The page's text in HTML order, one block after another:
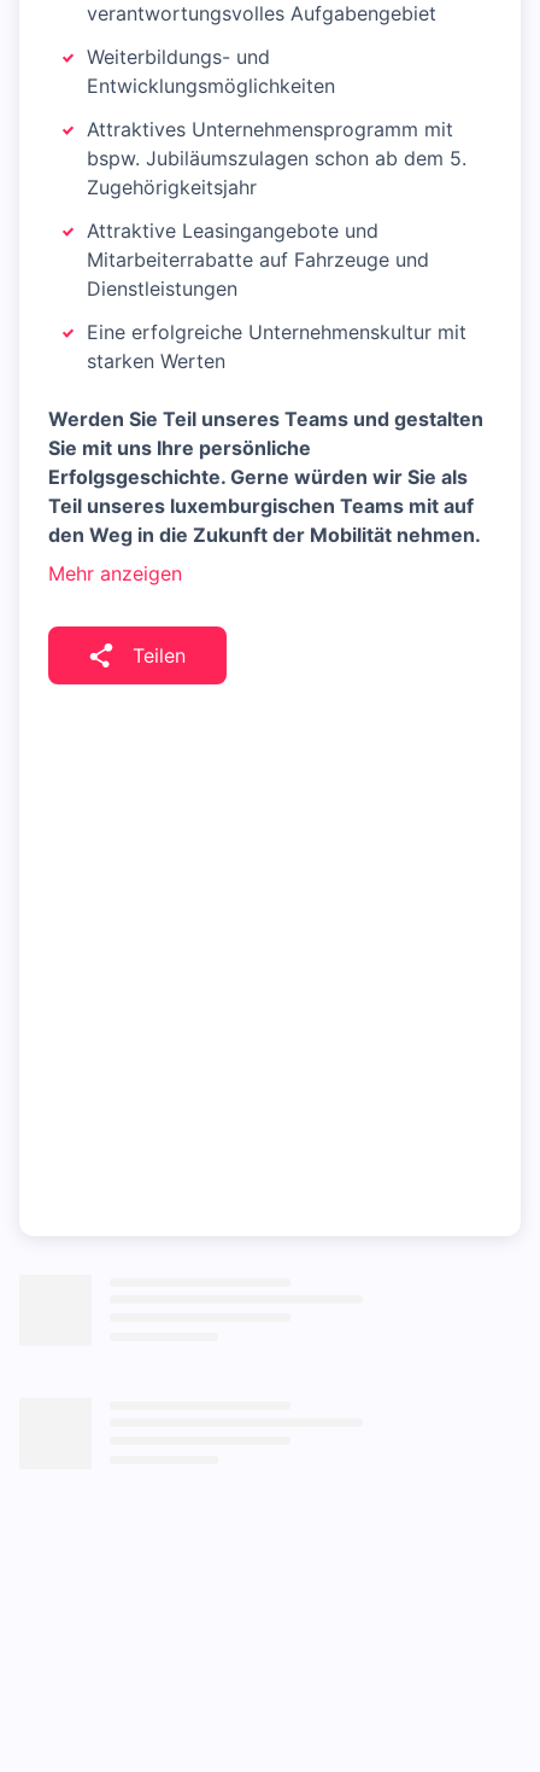
verantwortungsvolles Aufgabengebiet
Weiterbildungs- und
Entwicklungsmöglichkeiten
Attraktives Unternehmensprogramm mit
bspw. Jubiläumszulagen schon ab dem 5.
Zugehörigkeitsjahr
Attraktive Leasingangebote und
Mitarbeiterrabatte auf Fahrzeuge und
Dienstleistungen
Eine erfolgreiche Unternehmenskultur mit
starken Werten
Werden Sie Teil unseres Teams und gestalten
Sie mit uns Ihre persönliche
Erfolgsgeschichte. Gerne würden wir Sie als
Teil unseres luxemburgischen Teams mit auf
den Weg in die Zukunft der Mobilität nehmen.
Mehr anzeigen
Teilen